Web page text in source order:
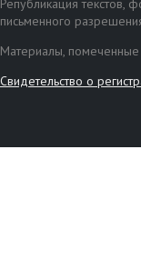
Републикация текстов,
письменного
Материалы, помеченные
Свидетельство о